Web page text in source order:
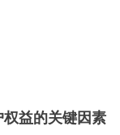
益的关键因素